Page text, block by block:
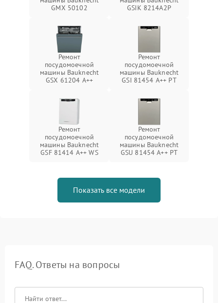
GMX 50102
GSIK 8214A2P
Ремонт
посудомоечной
машины Bauknecht
GSX 61204 A++
Ремонт
посудомоечной
машины Bauknecht
GSI 81454 A++ PT
Ремонт
посудомоечной
машины Bauknecht
GSF 81414 A++ WS
Ремонт
посудомоечной
машины Bauknecht
GSU 81454 A++ PT
Показать все модели
FAQ. Ответы на вопросы